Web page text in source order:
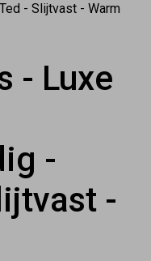
- Slijtvast - Warm
- Luxe
-
-